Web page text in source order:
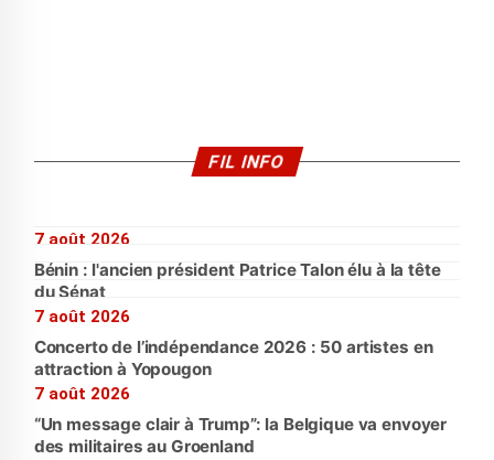
FIL INFO
7 août 2026
Bénin : l'ancien président Patrice Talon élu à la tête
du Sénat
7 août 2026
Concerto de l’indépendance 2026 : 50 artistes en
attraction à Yopougon
7 août 2026
“Un message clair à Trump”: la Belgique va envoyer
des militaires au Groenland